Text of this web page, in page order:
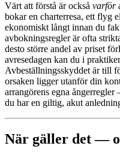
Värt att förstå är också varför
bokar en charterresa, ett flyg
ekonomiskt långt innan du
avbokningsregler är ofta
desto större andel av priset
avresedagen kan du i
Avbeställningsskyddet är till
orsaken ligger utanför din
arrangörens egna
du har en giltig, akut
När gäller det —